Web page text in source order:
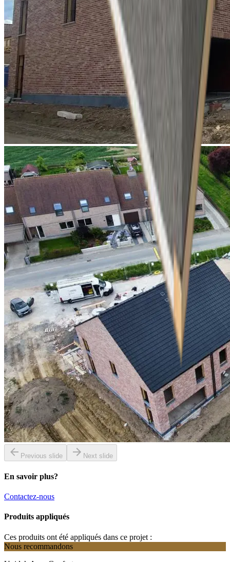
Previous slide Next slide
En savoir plus?
Contactez-nous
Produits appliqués
Ces produits ont été appliqués dans ce projet :
Nous recommandons